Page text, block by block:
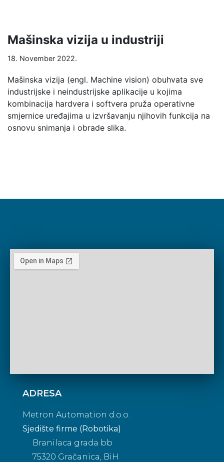
Mašinska vizija u industriji
18. November 2022.
Mašinska vizija (engl. Machine vision) obuhvata sve
industrijske i neindustrijske aplikacije u kojima
kombinacija hardvera i softvera pruža operativne
smjernice uređajima u izvršavanju njihovih funkcija na
osnovu snimanja i obrade slika.
ADRESA
Metron Automation d.o.o.
Sjedište firme (Robotika)
Branilaca grada bb
75320 Gračanica, BiH